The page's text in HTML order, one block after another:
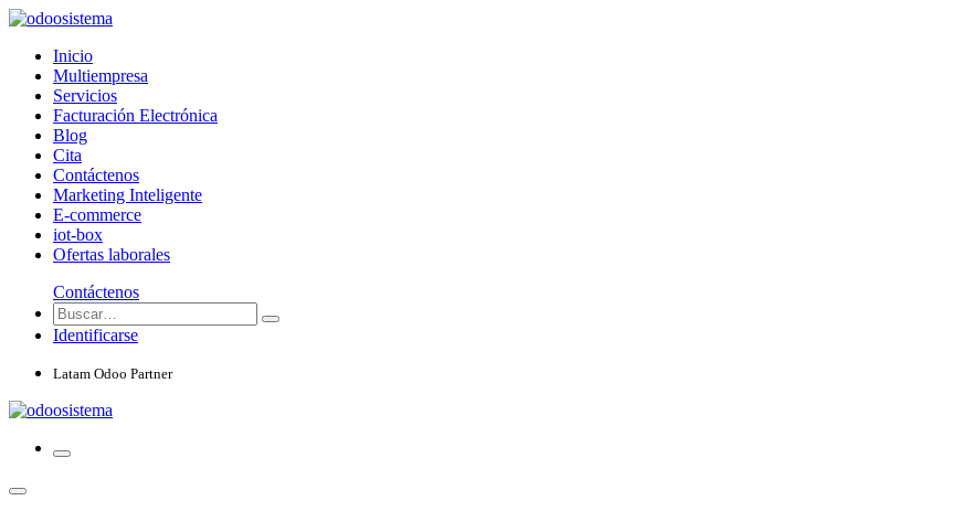
Inicio
Multiempresa
Servicios
Facturación Electrónica
Blog
Cita
Contáctenos
Marketing Inteligente
E-commerce
iot-box
Ofertas laborales
Contáctenos
Identificarse
Latam Odoo Partner